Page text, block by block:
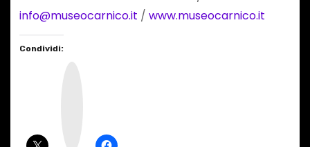
info@museocarnico.it / www.museocarnico.it
Condividi: